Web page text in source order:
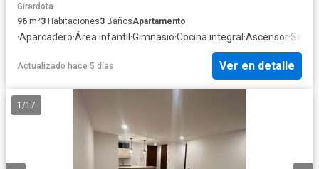
Girardota
96 m²3 Habitaciones3 BañosApartamento
·Aparcadero·Área infantil ·Gimnasio·Cocina integral ·Ascensor·
Actualizado hace 5 días Ver en detalle
1 /17